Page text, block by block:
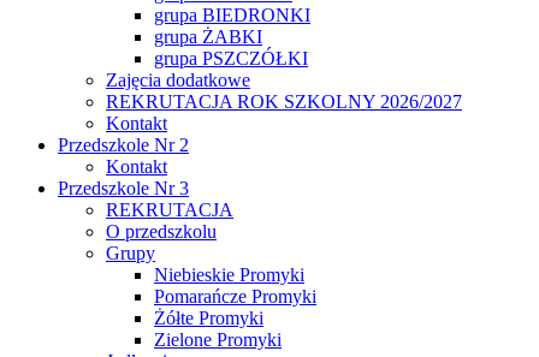
grupa BIEDRONKI
grupa ŻABKI
grupa PSZCZÓŁKI
Zajęcia dodatkowe
REKRUTACJA ROK SZKOLNY 2026/2027
Kontakt
Przedszkole Nr 2
Kontakt
Przedszkole Nr 3
REKRUTACJA
O przedszkolu
Grupy
Niebieskie Promyki
Pomarańcze Promyki
Żółte Promyki
Zielone Promyki